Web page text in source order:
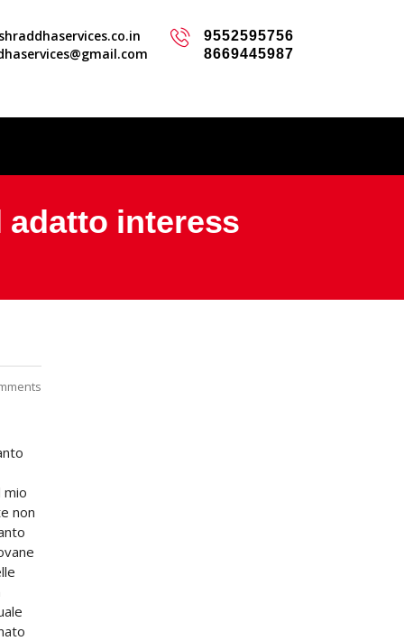
9552595756
8669445987
adatto interess
mio
non